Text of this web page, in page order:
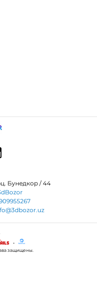
Бунедкор / 44
защищены.